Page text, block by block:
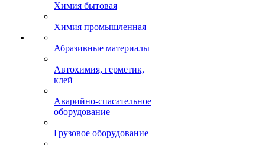
Химия бытовая
Химия промышленная
Абразивные материалы
Автохимия, герметик,
клей
Аварийно-спасательное
оборудование
Грузовое оборудование